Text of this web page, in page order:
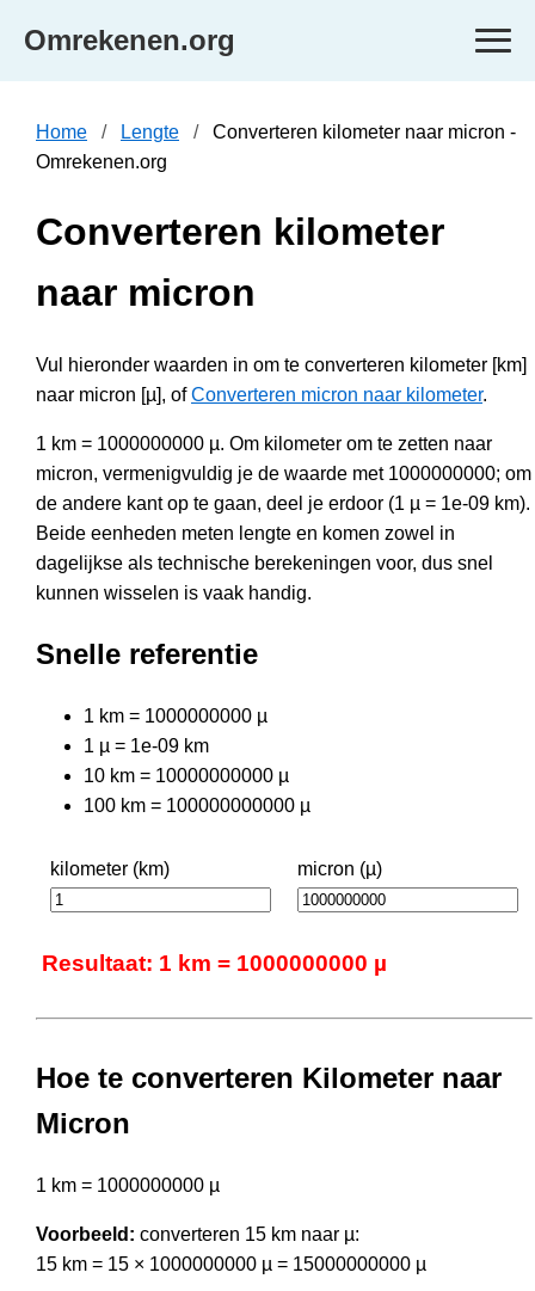
Omrekenen.org
Home Lengte
Converteren kilometer naar micron -
Omrekenen.org
Converteren kilometer
naar micron
Vul hieronder waarden in om te converteren kilometer [km]
naar micron [µ], ofConverteren micron naar kilometer.
1 km = 1000000000 µ. Om kilometer om te zetten naar
micron, vermenigvuldig je de waarde met 1000000000; om
de andere kant op te gaan, deel je erdoor (1 µ = 1e-09 km).
Beide eenheden meten lengte en komen zowel in
dagelijkse als technische berekeningen voor, dus snel
kunnen wisselen is vaak handig.
Snelle referentie
1 km = 1000000000 µ
1 µ = 1e-09 km
10 km = 10000000000 µ
100 km = 100000000000 µ
kilometer (km) micron (µ)
Resultaat: 1 km = 1000000000 µ
Hoe te converteren Kilometer naar
Micron
1 km = 1000000000 µ
Voorbeeld: converteren 15 km naar µ:
15 km = 15 × 1000000000 µ = 15000000000 µ